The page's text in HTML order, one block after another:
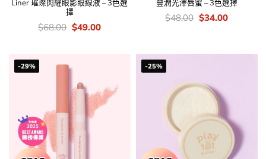
Liner 璀璨閃耀眼影眼線液 – 3色選
擇
價
$68.00 Original
$49.00Current
豐潤光澤唇蜜 – 3色選擇
價
$48.00 Original
$34.00Current
-29% -25%